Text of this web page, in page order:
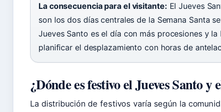
La consecuencia para el visitante: El Jueves
son los dos días centrales de la Semana Santa
Jueves Santo es el día con más procesiones y
planificar el desplazamiento con horas de
¿Dónde es festivo el Jueves Santo y
La distribución de festivos varía según la